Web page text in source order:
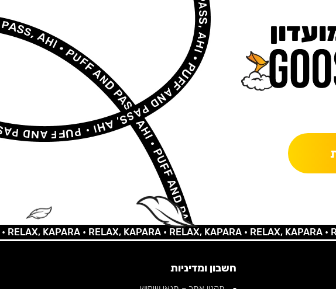
KAPARA •RELAX, KAPARA •RELAX, KAPARA •RELAX, KAPARA •
חשבון ומדיניות